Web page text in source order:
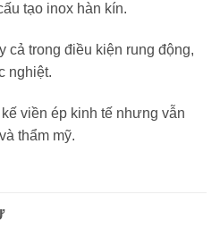
tạo inox hàn kín.
cả trong điều kiện rung động,
nghiệt.
viền ép kinh tế nhưng vẫn
thẩm mỹ.